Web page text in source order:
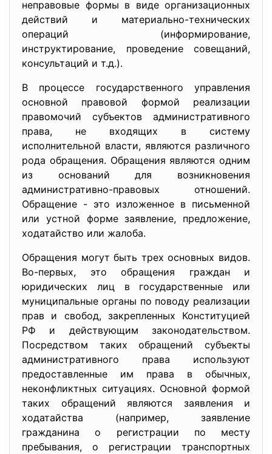
неправовые формы в виде организационных
действий и материально-технических
операций (информирование,
инструктирование, проведение совещаний,
консультаций и т.д.).
В процессе государственного управления
основной правовой формой реализации
правомочий субъектов административного
права, не входящих в систему
исполнительной власти, являются различного
рода обращения. Обращения являются одним
из оснований для возникновения
административно-правовых отношений.
Обращение - это изложенное в письменной
или устной форме заявление, предложение,
ходатайство или жалоба.
Обращения могут быть трех основных видов.
Во-первых, это обращения граждан и
юридических лиц в государственные или
муниципальные органы по поводу реализации
прав и свобод, закрепленных Конституцией
РФ и действующим законодательством.
Посредством таких обращений субъекты
административного права используют
предоставленные им права в обычных,
неконфликтных ситуациях. Основной формой
таких обращений являются заявления и
ходатайства (например, заявление
гражданина о регистрации по месту
пребывания, о регистрации транспортных